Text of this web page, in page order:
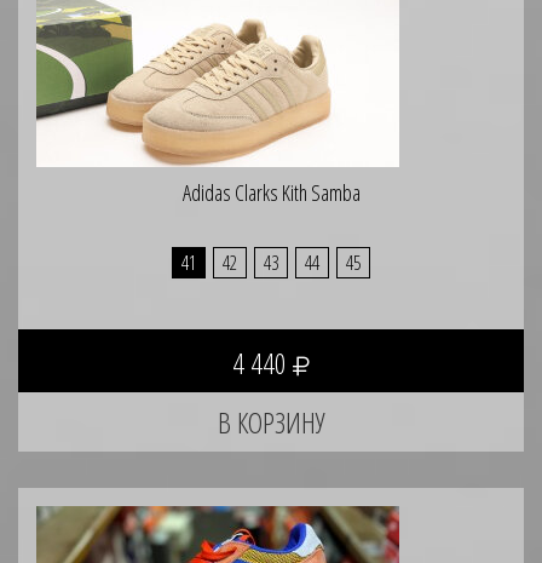
Adidas Clarks Kith Samba
41 42 43 44 45
4 440